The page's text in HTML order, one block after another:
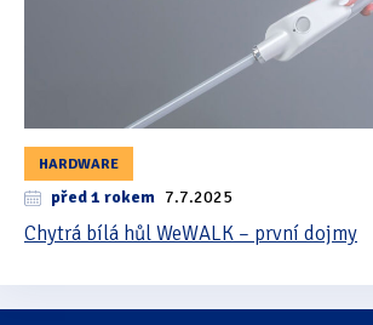
HARDWARE
před 1 rokem 7.7.2025
Chytrá bílá hůl WeWALK – první dojmy